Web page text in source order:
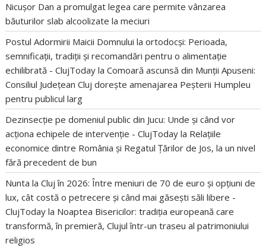
Nicușor Dan a promulgat legea care permite vânzarea
băuturilor slab alcoolizate la meciuri
Postul Adormirii Maicii Domnului la ortodocși: Perioada,
semnificații, tradiții și recomandări pentru o alimentație
echilibrată - ClujToday laComoară ascunsă din Munții Apuseni:
Consiliul Județean Cluj dorește amenajarea Peșterii Humpleu
pentru publicul larg
Dezinsecție pe domeniul public din Jucu: Unde și când vor
acționa echipele de intervenție - ClujToday la Relațiile
economice dintre România și Regatul Țărilor de Jos, la un nivel
fără precedent de bun
Nunta la Cluj în 2026: Între meniuri de 70 de euro și opțiuni de
lux, cât costă o petrecere și când mai găsești săli libere -
ClujToday la Noaptea Bisericilor: tradiția europeană care
transformă, în premieră, Clujul într-un traseu al patrimoniului
religios